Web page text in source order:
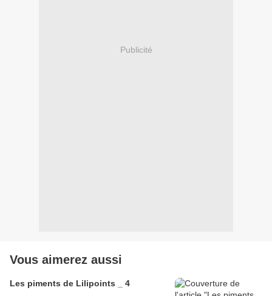
Publicité
Vous aimerez aussi
Les piments de Lilipoints _ 4